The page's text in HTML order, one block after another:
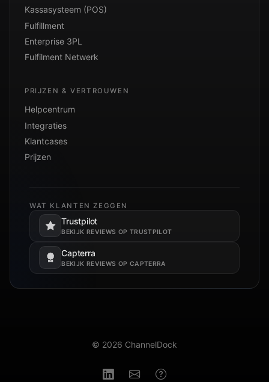
Kassasysteem (POS)
Fulfillment
Enterprise 3PL
Fulfilment Netwerk
PRIJZEN & VERTROUWEN
Helpcentrum
Integraties
Klantcases
Prijzen
WAT KLANTEN ZEGGEN
Trustpilot
BEKIJK REVIEWS OP TRUSTPILOT
Opent in een nieuw tabblad.
Capterra
BEKIJK REVIEWS OP CAPTERRA
Opent in een nieuw tabblad.
© 2026 ChannelDock